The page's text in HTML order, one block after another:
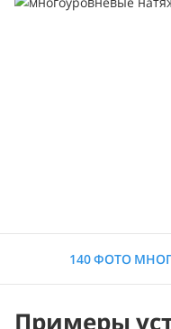
140 ФОТО
Примеры